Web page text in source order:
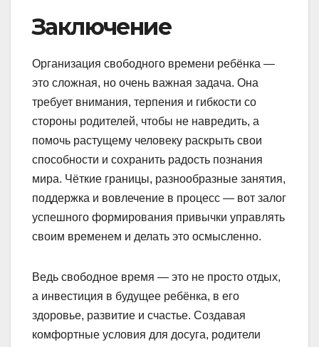
Заключение
Организация свободного времени ребёнка —
это сложная, но очень важная задача. Она
требует внимания, терпения и гибкости со
стороны родителей, чтобы не навредить, а
помочь растущему человеку раскрыть свои
способности и сохранить радость познания
мира. Чёткие границы, разнообразные занятия,
поддержка и вовлечение в процесс — вот залог
успешного формирования привычки управлять
своим временем и делать это осмысленно.
Ведь свободное время — это не просто отдых,
а инвестиция в будущее ребёнка, в его
здоровье, развитие и счастье. Создавая
комфортные условия для досуга, родители